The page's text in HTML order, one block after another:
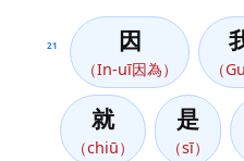
21 因
（In-uī因為） （
就
（chiū）
是
（sī）